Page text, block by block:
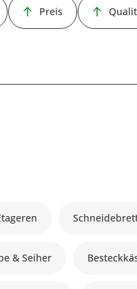
Preis
& Seiher